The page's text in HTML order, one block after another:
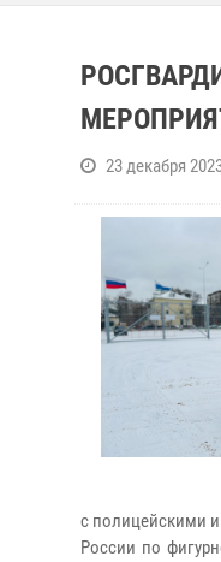
23 декабря
с полицейскими
России по